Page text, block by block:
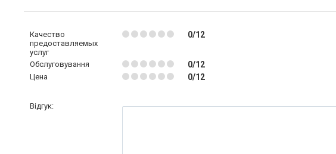
Качество
предоставляемых
услуг
0/12
Обслуговування 0/12
Цена 0/12
Відгук: